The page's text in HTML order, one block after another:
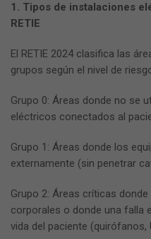
1. Tipos de instalaciones
RETIE
El RETIE 2024 clasifica las
grupos según el nivel de
Grupo 0: Áreas donde no se
eléctricos conectados al
Grupo 1: Áreas donde los
externamente (sin penetrar
Grupo 2: Áreas críticas
corporales o donde una falla
vida del paciente (quirófanos,